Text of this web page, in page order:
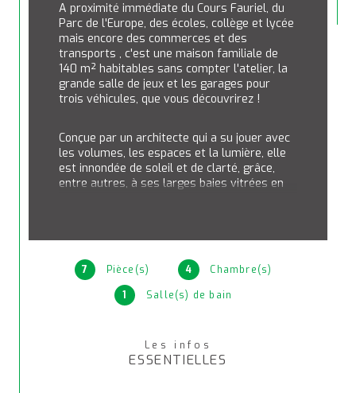
7 Pièce(s) 4
Chambre(s)
1
Salle(s) de bain
Les infos
ESSENTIELLES
A proximité immédiate du Cours Fauriel, du
Parc de l'Europe, des écoles, collège et lycée
mais encore des commerces et des
transports , c'est une maison familiale de
140 m² habitables sans compter l'atelier, la
grande salle de jeux et les garages pour
trois véhicules, que vous découvrirez !
Conçue par un architecte qui a su jouer avec
les volumes, les espaces et la lumière, elle
est innondée de soleil et de clarté, grâce,
entre autres, à ses larges baies vitrées en
Elle est traversante et accueille deux
par le jardin.
Dotée de quatre chambres, d'une salle de
indépendante, d'un vaste séjour, d'une
cuisine-salle à manger très agréable, elle
est également fort bien distribuée. En effet,